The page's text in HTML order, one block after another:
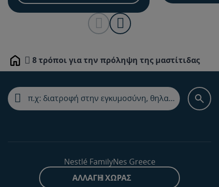
Home 8 τρόποι για την πρόληψη της μαστίτιδας
Nestlé FamilyNes Greece
ΑΛΛΑΓΉ ΧΏΡΑΣ